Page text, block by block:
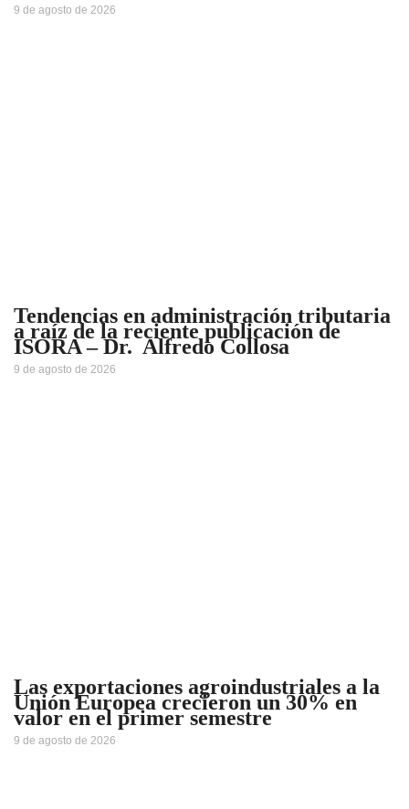
9 de agosto de 2026
Tendencias en administración tributaria
a raíz de la reciente publicación de
ISORA – Dr. Alfredo Collosa
9 de agosto de 2026
Las exportaciones agroindustriales a la
Unión Europea crecieron un 30% en
valor en el primer semestre
9 de agosto de 2026